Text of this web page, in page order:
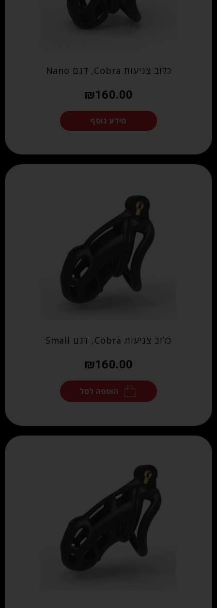
כלוב צניעות Cobra, דגם Nano
₪160.00
מידע נוסף
כלוב צניעות Cobra, דגם Small
₪160.00
הוספה לסל